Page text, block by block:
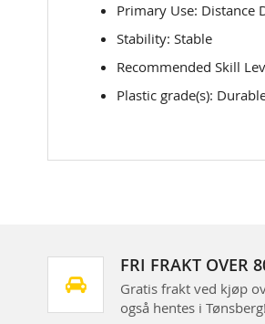
Primary Use: Distance
Stability: Stable
Recommended Skill
Plastic grade(s):
FRI FRAKT OVER
Gratis frakt ved kjøp
også hentes i Tønsberg!